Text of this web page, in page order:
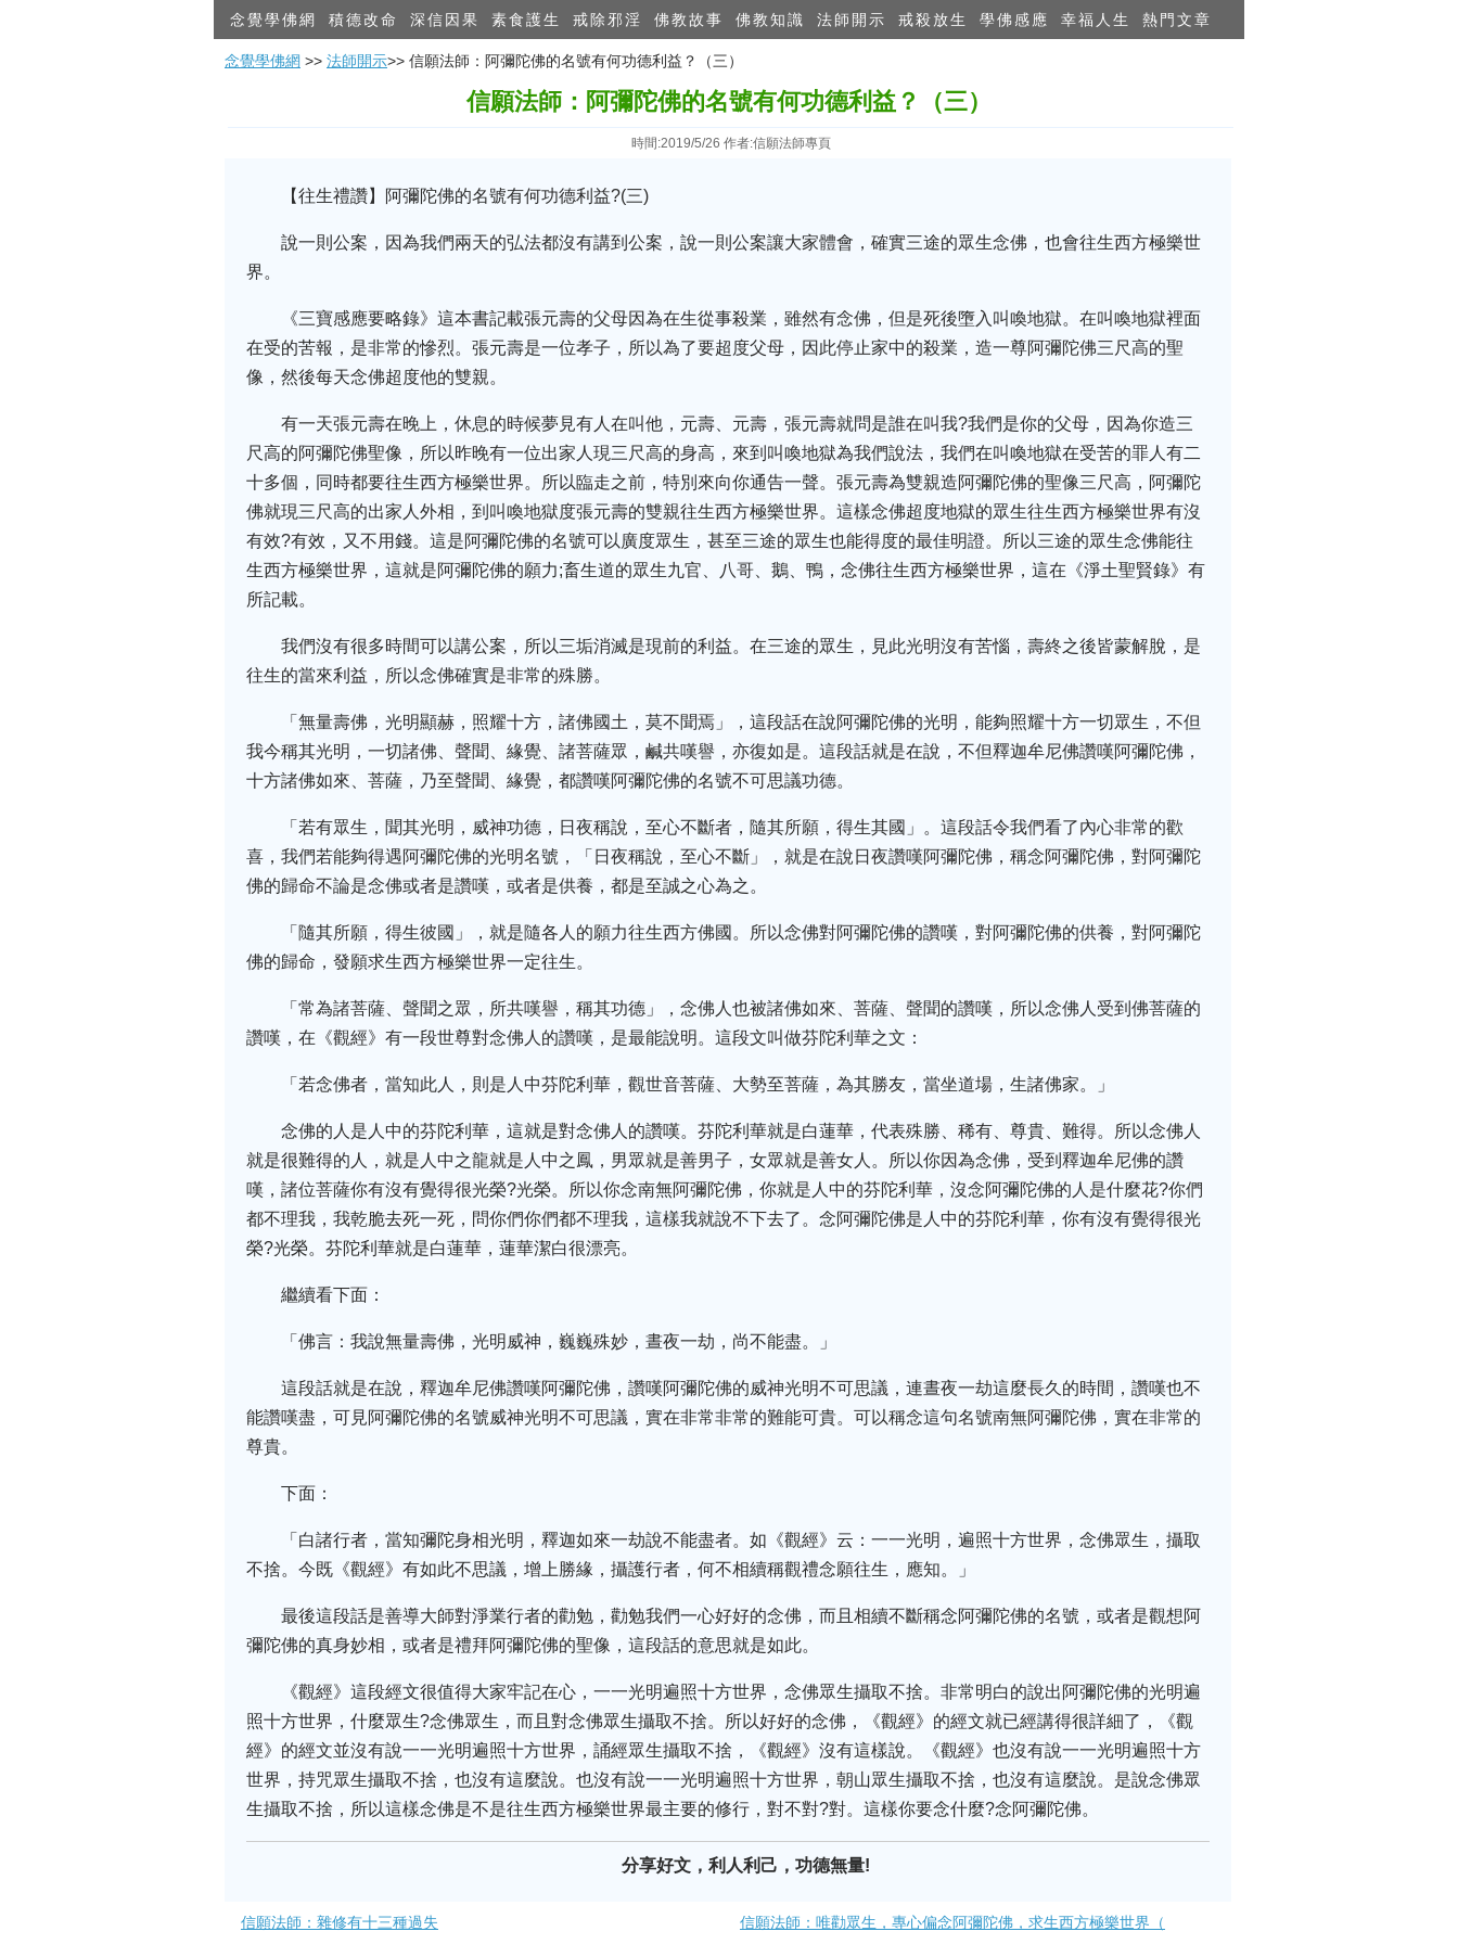
念覺學佛網 積德改命 深信因果 素食護生 戒除邪淫 佛教故事 佛教知識 法師開示 戒殺放生 學佛感應 幸福人生 熱門文章
念覺學佛網 >> 法師開示>> 信願法師：阿彌陀佛的名號有何功德利益？（三）
信願法師：阿彌陀佛的名號有何功德利益？（三）
時間:2019/5/26 作者:信願法師專頁
【往生禮讚】阿彌陀佛的名號有何功德利益?(三)
說一則公案，因為我們兩天的弘法都沒有講到公案，說一則公案讓大家體會，確實三途的眾生念佛，也會往生西方極樂世
界。
《三寶感應要略錄》這本書記載張元壽的父母因為在生從事殺業，雖然有念佛，但是死後墮入叫喚地獄。在叫喚地獄裡面
在受的苦報，是非常的慘烈。張元壽是一位孝子，所以為了要超度父母，因此停止家中的殺業，造一尊阿彌陀佛三尺高的聖
像，然後每天念佛超度他的雙親。
有一天張元壽在晚上，休息的時候夢見有人在叫他，元壽、元壽，張元壽就問是誰在叫我?我們是你的父母，因為你造三
尺高的阿彌陀佛聖像，所以昨晚有一位出家人現三尺高的身高，來到叫喚地獄為我們說法，我們在叫喚地獄在受苦的罪人有二
十多個，同時都要往生西方極樂世界。所以臨走之前，特別來向你通告一聲。張元壽為雙親造阿彌陀佛的聖像三尺高，阿彌陀
佛就現三尺高的出家人外相，到叫喚地獄度張元壽的雙親往生西方極樂世界。這樣念佛超度地獄的眾生往生西方極樂世界有沒
有效?有效，又不用錢。這是阿彌陀佛的名號可以廣度眾生，甚至三途的眾生也能得度的最佳明證。所以三途的眾生念佛能往
生西方極樂世界，這就是阿彌陀佛的願力;畜生道的眾生九官、八哥、鵝、鴨，念佛往生西方極樂世界，這在《淨土聖賢錄》有
所記載。
我們沒有很多時間可以講公案，所以三垢消滅是現前的利益。在三途的眾生，見此光明沒有苦惱，壽終之後皆蒙解脫，是
往生的當來利益，所以念佛確實是非常的殊勝。
「無量壽佛，光明顯赫，照耀十方，諸佛國土，莫不聞焉」，這段話在說阿彌陀佛的光明，能夠照耀十方一切眾生，不但
我今稱其光明，一切諸佛、聲聞、緣覺、諸菩薩眾，鹹共嘆譽，亦復如是。這段話就是在說，不但釋迦牟尼佛讚嘆阿彌陀佛，
十方諸佛如來、菩薩，乃至聲聞、緣覺，都讚嘆阿彌陀佛的名號不可思議功德。
「若有眾生，聞其光明，威神功德，日夜稱說，至心不斷者，隨其所願，得生其國」。這段話令我們看了內心非常的歡
喜，我們若能夠得遇阿彌陀佛的光明名號，「日夜稱說，至心不斷」，就是在說日夜讚嘆阿彌陀佛，稱念阿彌陀佛，對阿彌陀
佛的歸命不論是念佛或者是讚嘆，或者是供養，都是至誠之心為之。
「隨其所願，得生彼國」，就是隨各人的願力往生西方佛國。所以念佛對阿彌陀佛的讚嘆，對阿彌陀佛的供養，對阿彌陀
佛的歸命，發願求生西方極樂世界一定往生。
「常為諸菩薩、聲聞之眾，所共嘆譽，稱其功德」，念佛人也被諸佛如來、菩薩、聲聞的讚嘆，所以念佛人受到佛菩薩的
讚嘆，在《觀經》有一段世尊對念佛人的讚嘆，是最能說明。這段文叫做芬陀利華之文：
「若念佛者，當知此人，則是人中芬陀利華，觀世音菩薩、大勢至菩薩，為其勝友，當坐道場，生諸佛家。」
念佛的人是人中的芬陀利華，這就是對念佛人的讚嘆。芬陀利華就是白蓮華，代表殊勝、稀有、尊貴、難得。所以念佛人
就是很難得的人，就是人中之龍就是人中之鳳，男眾就是善男子，女眾就是善女人。所以你因為念佛，受到釋迦牟尼佛的讚
嘆，諸位菩薩你有沒有覺得很光榮?光榮。所以你念南無阿彌陀佛，你就是人中的芬陀利華，沒念阿彌陀佛的人是什麼花?你們
都不理我，我乾脆去死一死，問你們你們都不理我，這樣我就說不下去了。念阿彌陀佛是人中的芬陀利華，你有沒有覺得很光
榮?光榮。芬陀利華就是白蓮華，蓮華潔白很漂亮。
繼續看下面：
「佛言：我說無量壽佛，光明威神，巍巍殊妙，晝夜一劫，尚不能盡。」
這段話就是在說，釋迦牟尼佛讚嘆阿彌陀佛，讚嘆阿彌陀佛的威神光明不可思議，連晝夜一劫這麼長久的時間，讚嘆也不
能讚嘆盡，可見阿彌陀佛的名號威神光明不可思議，實在非常非常的難能可貴。可以稱念這句名號南無阿彌陀佛，實在非常的
尊貴。
下面：
「白諸行者，當知彌陀身相光明，釋迦如來一劫說不能盡者。如《觀經》云：一一光明，遍照十方世界，念佛眾生，攝取
不捨。今既《觀經》有如此不思議，增上勝緣，攝護行者，何不相續稱觀禮念願往生，應知。」
最後這段話是善導大師對淨業行者的勸勉，勸勉我們一心好好的念佛，而且相續不斷稱念阿彌陀佛的名號，或者是觀想阿
彌陀佛的真身妙相，或者是禮拜阿彌陀佛的聖像，這段話的意思就是如此。
《觀經》這段經文很值得大家牢記在心，一一光明遍照十方世界，念佛眾生攝取不捨。非常明白的說出阿彌陀佛的光明遍
照十方世界，什麼眾生?念佛眾生，而且對念佛眾生攝取不捨。所以好好的念佛，《觀經》的經文就已經講得很詳細了，《觀
經》的經文並沒有說一一光明遍照十方世界，誦經眾生攝取不捨，《觀經》沒有這樣說。《觀經》也沒有說一一光明遍照十方
世界，持咒眾生攝取不捨，也沒有這麼說。也沒有說一一光明遍照十方世界，朝山眾生攝取不捨，也沒有這麼說。是說念佛眾
生攝取不捨，所以這樣念佛是不是往生西方極樂世界最主要的修行，對不對?對。這樣你要念什麼?念阿彌陀佛。
分享好文，利人利己，功德無量!
信願法師：雜修有十三種過失 信願法師：唯勸眾生，專心偏念阿彌陀佛，求生西方極樂世界（